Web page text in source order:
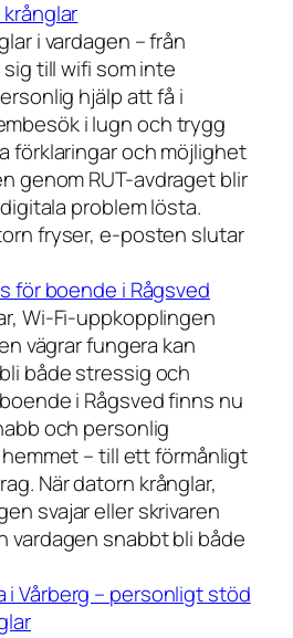
i vardagen – från
till wifi som inte
hjälp att få i
i lugn och trygg
förklaringar och möjlighet
genom RUT-avdraget blir
problem lösta.
fryser, e-posten slutar
för boende i Rågsved
Wi-Fi-uppkopplingen
vägrar fungera kan
både stressig och
i Rågsved finns nu
och personlig
– till ett förmånligt
När datorn krånglar,
svajar eller skrivaren
vardagen snabbt bli både
i Vårberg – personligt stöd